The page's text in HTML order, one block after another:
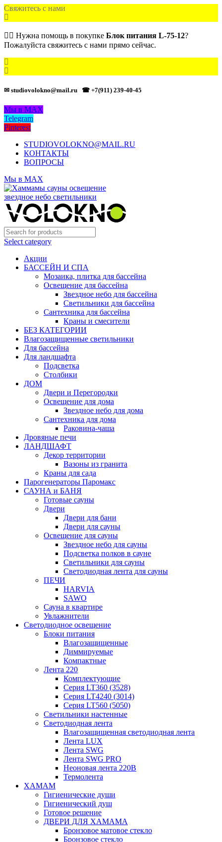
Свяжитесь с нами
🙋‍♂️ Нужна помощь в покупке Блок питания L-75-12?
Пожалуйста свяжитесь с нами прямо сейчас.
✉ studiovolokno@mail.ru ☎ +7(911) 239-40-45
Мы в MAX
Telegram
Pinterest
STUDIOVOLOKNO@MAIL.RU
КОНТАКТЫ
ВОПРОСЫ
Мы в MAX
Select category
Акции
БАССЕЙН И СПА
Мозаика, плитка для бассейна
Освещение для бассейна
Звездное небо для бассейна
Светильники для бассейна
Сантехника для бассейна
Краны и смесители
БЕЗ КАТЕГОРИИ
Влагозащищенные светильники
Для бассейна
Для ландшафта
Подсветка
Столбики
ДОМ
Двери и Перегородки
Освещение для дома
Звездное небо для дома
Сантехника для дома
Раковина-чаша
Дровяные печи
ЛАНДШАФТ
Декор территории
Вазоны из гранита
Краны для сада
Парогенераторы Паромакс
САУНА и БАНЯ
Готовые сауны
Двери
Двери для бани
Двери для сауны
Освещение для сауны
Звездное небо для сауны
Подсветка полков в сауне
Светильники для сауны
Светодиодная лента для сауны
ПЕЧИ
HARVIA
SAWO
Сауна в квартире
Увлажнители
Светодиодное освещение
Блоки питания
Влагозащищенные
Диммируемые
Компактные
Лента 220
Комплектующие
Серия LT360 (3528)
Серия LT4240 (3014)
Серия LT560 (5050)
Светильники настенные
Светодиодная лента
Влагозащищенная светодиодная лента
Лента LUX
Лента SWG
Лента SWG PRO
Неоновая лента 220В
Термолента
ХАМАМ
Гигиенические души
Гигиенический душ
Готовое решение
ДВЕРИ ДЛЯ ХАМАМА
Бронзовое матовое стекло
Бронзовое стекло